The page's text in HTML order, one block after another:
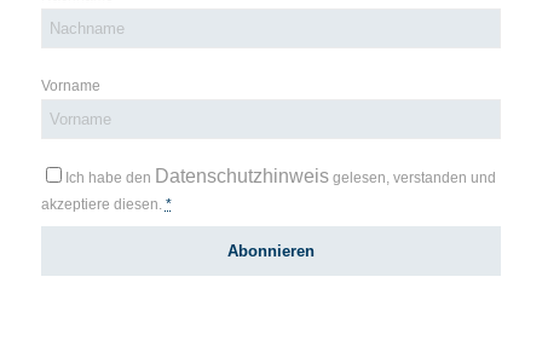
Vorname
Ich habe den Datenschutzhinweisgelesen, verstanden und
akzeptiere diesen. *